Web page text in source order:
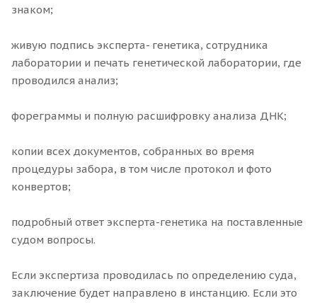
знаком;
живую подпись эксперта- генетика, сотрудника
лаборатории и печать генетической лаборатории, где
проводился анализ;
фореграммы и полную расшифровку анализа ДНК;
копии всех документов, собранных во время
процедуры забора, в том числе протокол и фото
конвертов;
подробный ответ эксперта-генетика на поставленные
судом вопросы.
Если экспертиза проводилась по определению суда,
заключение будет направлено в инстанцию. Если это